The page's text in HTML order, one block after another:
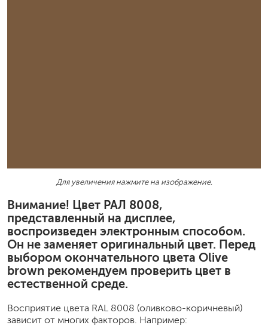
Для увеличения нажмите на изображение.
Внимание! Цвет РАЛ 8008,
представленный на дисплее,
воспроизведен электронным способом.
Он не заменяет оригинальный цвет. Перед
выбором окончательного цвета Olive
brown рекомендуем проверить цвет в
естественной среде.
Восприятие цвета RAL 8008 (оливково-коричневый)
зависит от многих факторов. Например: